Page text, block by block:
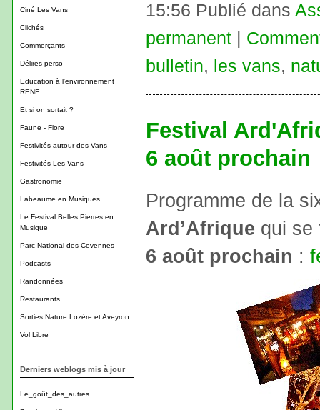
Ciné Les Vans
Clichés
Commerçants
Délires perso
Education à l'environnement
RENE
Et si on sortait ?
Faune - Flore
Festivités autour des Vans
Festivités Les Vans
Gastronomie
Labeaume en Musiques
Le Festival Belles Pierres en
Musique
Parc National des Cevennes
Podcasts
Randonnées
Restaurants
Sorties Nature Lozère et Aveyron
Vol Libre
Derniers weblogs mis à jour
Le_goût_des_autres
15:56 Publié dans
permanent
bulletin, les vans,
Festival
6 août prochain
Programme de la
Ard’Afrique qui
6 août prochain :